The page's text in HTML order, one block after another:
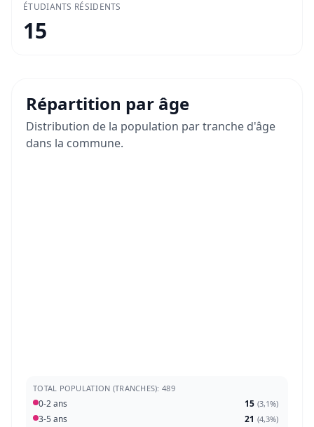
ÉTUDIANTS RÉSIDENTS
15
Répartition par âge
Distribution de la population par tranche d'âge
dans la commune.
TOTAL POPULATION (TRANCHES): 489
0-2 ans 15 (3,1%)
3-5 ans 21 (4,3%)